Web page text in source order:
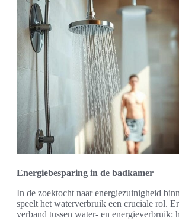
Energiebesparing in de badkamer
In de zoektocht naar energiezuinigheid
speelt het waterverbruik een cruciale rol.
verband tussen water- en energieverbruik: